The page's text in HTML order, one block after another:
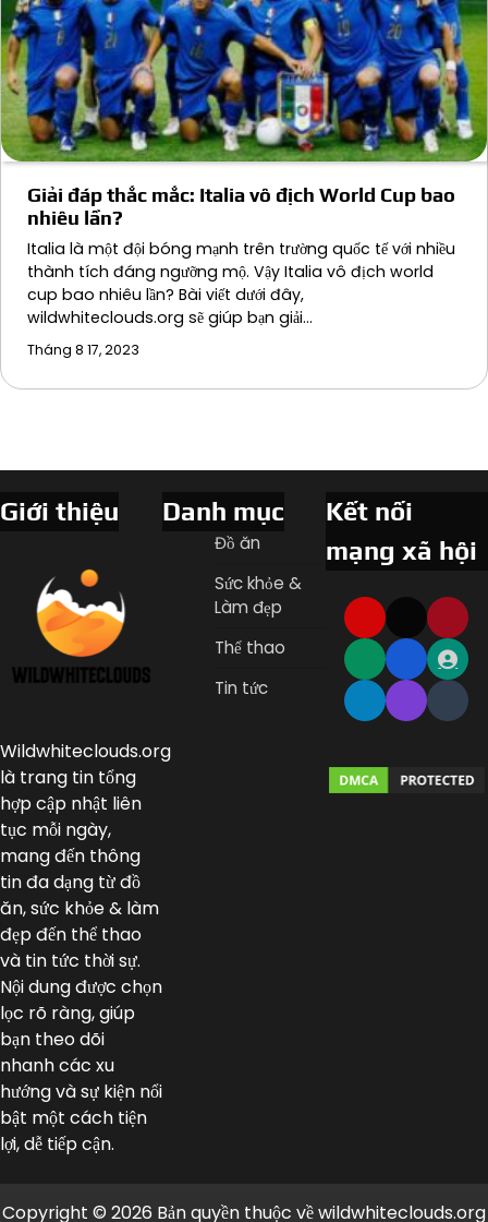
Giải đáp thắc mắc: Italia vô địch World Cup bao
nhiêu lần?
Italia là một đội bóng mạnh trên trường quốc tế với nhiều
thành tích đáng ngưỡng mộ. Vậy Italia vô địch world
cup bao nhiêu lần? Bài viết dưới đây,
wildwhiteclouds.org sẽ giúp bạn giải…
Tháng 8 17, 2023
Giới thiệu
Wildwhiteclouds.org
là trang tin tổng
hợp cập nhật liên
tục mỗi ngày,
mang đến thông
tin đa dạng từ đồ
ăn, sức khỏe & làm
đẹp đến thể thao
và tin tức thời sự.
Nội dung được chọn
lọc rõ ràng, giúp
bạn theo dõi
nhanh các xu
hướng và sự kiện nổi
bật một cách tiện
lợi, dễ tiếp cận.
Danh mục
Đồ ăn
Sức khỏe &
Làm đẹp
Thể thao
Tin tức
Kết nối
mạng xã hội
Copyright © 2026 Bản quyền thuộc về wildwhiteclouds.org